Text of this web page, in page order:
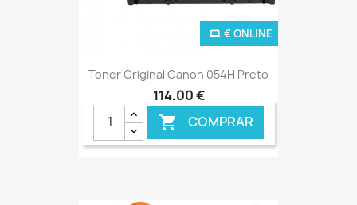
Toner Original Canon 054H Preto
114,00 €
 COMPRAR
€ ONLINE